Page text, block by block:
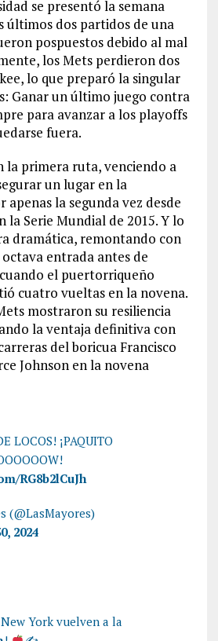
se presentó la semana
últimos dos partidos de una
pospuestos debido al mal
los Mets perdieron dos
lo que preparó la singular
Ganar un último juego contra
para avanzar a los playoffs
fuera.
la primera ruta, venciendo a
un lugar en la
la segunda vez desde
la Serie Mundial de 2015. Y lo
dramática, remontando con
octava entrada antes de
el puertorriqueño
cuatro vueltas en la novena.
mostraron su resiliencia
la ventaja definitiva con
del boricua Francisco
Johnson en la novena
LOCOS! ¡PAQUITO
RG8b2lCuJh
(@LasMayores)
2024
York vuelven a la